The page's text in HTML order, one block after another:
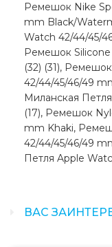
Ремешок Nike
mm Black/
Watch 42/44/45/
Ремешок
(32) (31),
42/44/45/46/49
Миланская
(17), Ремешок
mm Khaki,
42/44/45/46/49
Петля Apple
ВАС